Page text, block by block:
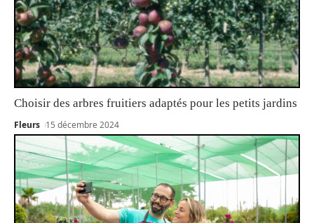
Choisir des arbres fruitiers adaptés pour les petits jardins
Fleurs 15 décembre 2024